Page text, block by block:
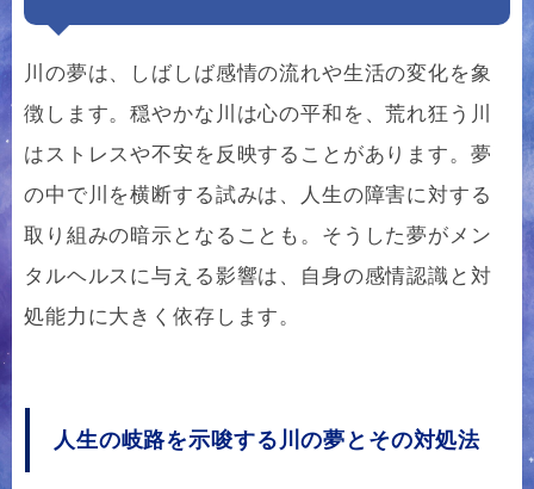
川の夢は、しばしば感情の流れや生活の変化を象
徴します。穏やかな川は心の平和を、荒れ狂う川
はストレスや不安を反映することがあります。夢
の中で川を横断する試みは、人生の障害に対する
取り組みの暗示となることも。そうした夢がメン
タルヘルスに与える影響は、自身の感情認識と対
処能力に大きく依存します。
人生の岐路を示唆する川の夢とその対処法